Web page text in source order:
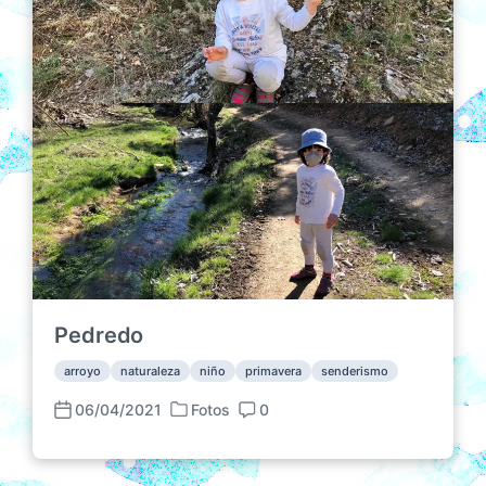
i
c
a
c
i
ó
n
e
n
o
s
Pedredo
arroyo naturaleza niño primavera senderismo
F
c
06/04/2021
P
b
Fotos
C
m
0